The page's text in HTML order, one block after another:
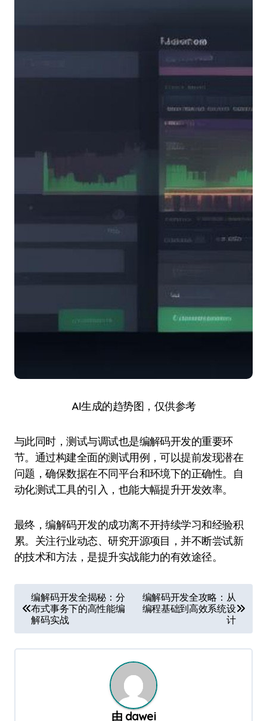
AI生成的趋势图，仅供参考
与此同时，测试与调试也是编解码开发的重要环
节。通过构建全面的测试用例，可以提前发现潜在
问题，确保数据在不同平台和环境下的正确性。自
动化测试工具的引入，也能大幅提升开发效率。
最终，编解码开发的成功离不开持续学习和经验积
累。关注行业动态、研究开源项目，并不断尝试新
的技术和方法，是提升实战能力的有效途径。
章
导
航
编解码开发全揭秘：分
布式事务下的高性能编
解码实战
编解码开发全攻略：从
编程基础到高效系统设
计
由 dawei